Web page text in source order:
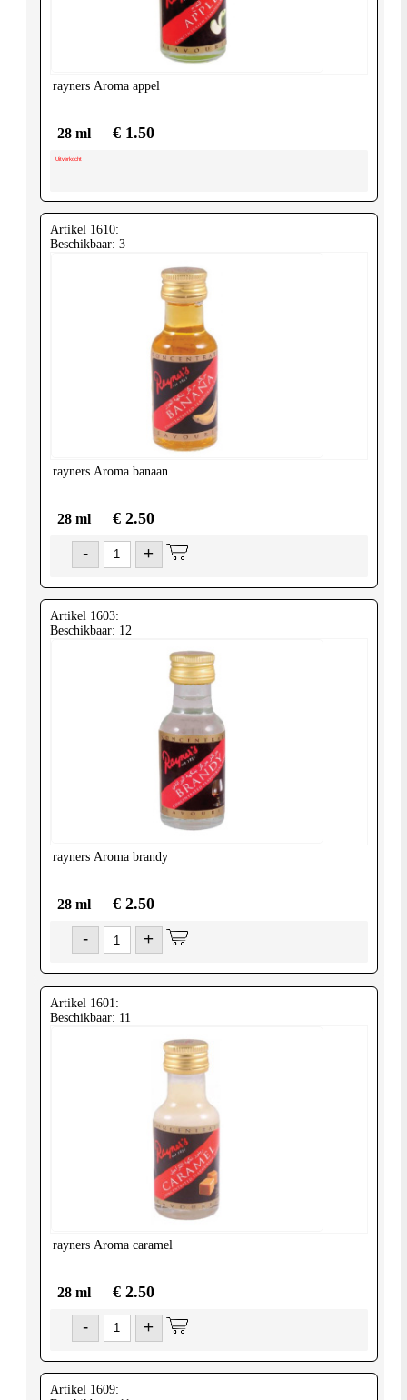
rayners Aroma appel
28 ml € 1.50
Uitverkocht
Artikel 1610:
Beschikbaar: 3
rayners Aroma banaan
28 ml € 2.50
- +
Artikel 1603:
Beschikbaar: 12
rayners Aroma brandy
28 ml € 2.50
- +
Artikel 1601:
Beschikbaar: 11
rayners Aroma caramel
28 ml € 2.50
- +
Artikel 1609: